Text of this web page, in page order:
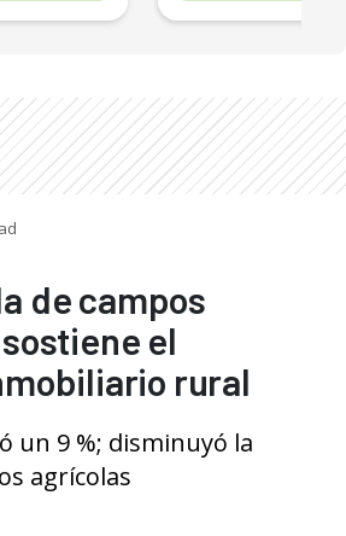
de campos
el
rural
un 9 %; disminuyó la
agrícolas